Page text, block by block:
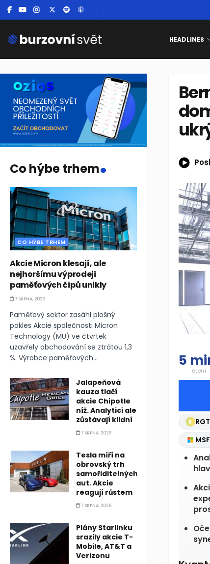
HEADLINES
5
čtení
Co hýbe trhem.
CO HÝBE TRHEM
Akcie Micron klesají, ale
nejhoršímu výprodeji
paměťových čipů unikly
7 SRPNA, 2026
Paměťový sektor zasáhl plošný
pokles Akcie společnosti Micron
Technology (MU) ve čtvrtek
uzavřely obchodování se ztrátou 1,3
%. Výrobce paměťových...
Jalapeňová
kauza tlačí
akcie Chipotle
níž. Analytici ale
zůstávají klidní
7 SRPNA, 2026
Tesla míří na
obrovský trh
samořiditelných
aut. Akcie
reagují růstem
7 SRPNA, 2026
Plány Starlinku
srazily akcie T-
Mobile, AT&T a
Verizonu